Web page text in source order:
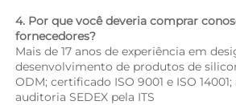
4. Por que você deveria comprar
fornecedores?
Mais de 17 anos de experiência em
desenvolvimento de produtos de
ODM; certificado ISO 9001 e ISO
auditoria SEDEX pela ITS